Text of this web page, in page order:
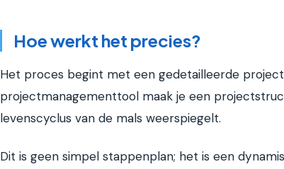
Hoe werkt het precies?
Het proces begint met een gedetailleerde
projectmanagementtool maak je een
levenscyclus van de mals weerspiegelt.
Dit is geen simpel stappenplan; het is een